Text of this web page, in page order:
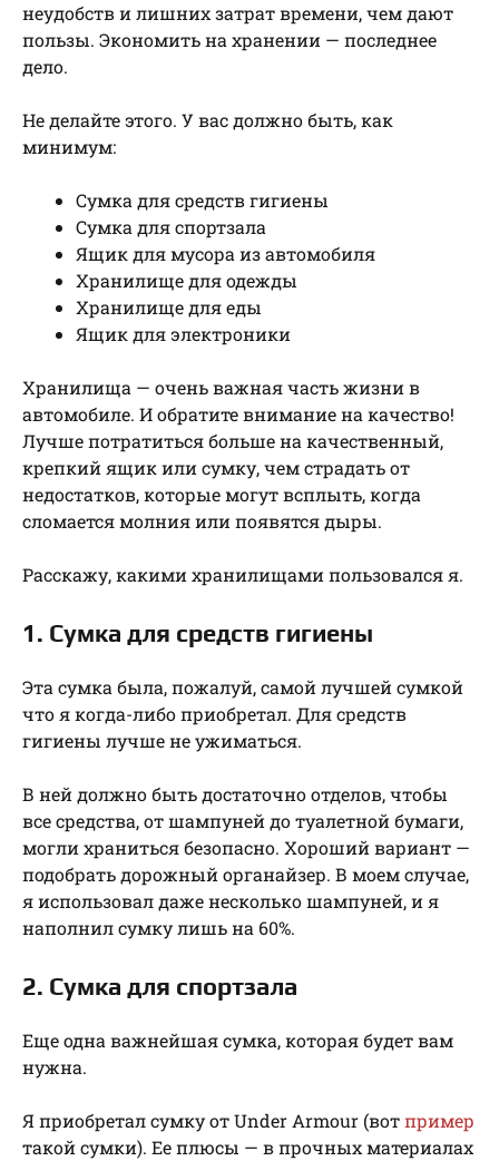
неудобств и лишних затрат времени, чем дают
пользы. Экономить на хранении — последнее
дело.
Не делайте этого. У вас должно быть, как
минимум:
Сумка для средств гигиены
Сумка для спортзала
Ящик для мусора из автомобиля
Хранилище для одежды
Хранилище для еды
Ящик для электроники
Хранилища — очень важная часть жизни в
автомобиле. И обратите внимание на качество!
Лучше потратиться больше на качественный,
крепкий ящик или сумку, чем страдать от
недостатков, которые могут всплыть, когда
сломается молния или появятся дыры.
Расскажу, какими хранилищами пользовался я.
1. Сумка для средств гигиены
Эта сумка была, пожалуй, самой лучшей сумкой
что я когда-либо приобретал. Для средств
гигиены лучше не ужиматься.
В ней должно быть достаточно отделов, чтобы
все средства, от шампуней до туалетной бумаги,
могли храниться безопасно. Хороший вариант —
подобрать дорожный органайзер. В моем случае,
я использовал даже несколько шампуней, и я
наполнил сумку лишь на 60%.
2. Сумка для спортзала
Еще одна важнейшая сумка, которая будет вам
нужна.
Я приобретал сумку от Under Armour (вотпример
такой сумки). Ее плюсы — в прочных материалах